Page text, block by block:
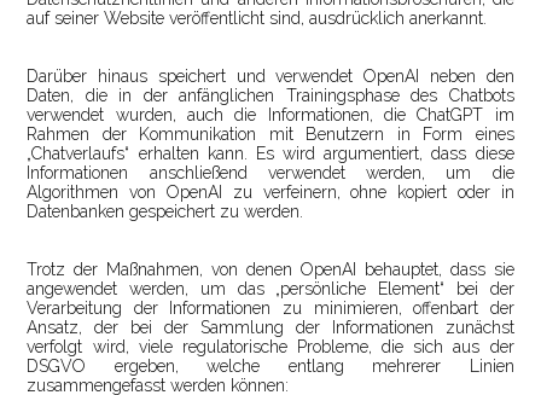
auf seiner Website veröffentlicht sind, ausdrücklich anerkannt.
Darüber hinaus speichert und verwendet OpenAI neben den
Daten, die in der anfänglichen Trainingsphase des Chatbots
verwendet wurden, auch die Informationen, die ChatGPT im
Rahmen der Kommunikation mit Benutzern in Form eines
„Chatverlaufs“ erhalten kann. Es wird argumentiert, dass diese
Informationen anschließend verwendet werden, um die
Algorithmen von OpenAI zu verfeinern, ohne kopiert oder in
Datenbanken gespeichert zu werden.
Trotz der Maßnahmen, von denen OpenAI behauptet, dass sie
angewendet werden, um das „persönliche Element“ bei der
Verarbeitung der Informationen zu minimieren, offenbart der
Ansatz, der bei der Sammlung der Informationen zunächst
verfolgt wird, viele regulatorische Probleme, die sich aus der
DSGVO ergeben, welche entlang mehrerer Linien
zusammengefasst werden können: